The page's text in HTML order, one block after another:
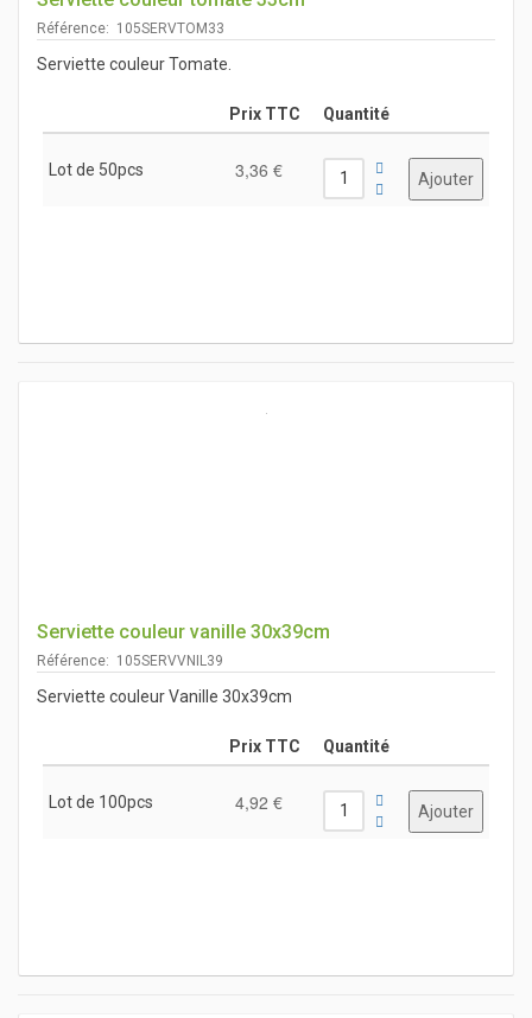
Référence: 105SERVTOM33
Serviette couleur Tomate.
Prix TTC Quantité
Lot de 50pcs 3,36 €
Serviette couleur vanille 30x39cm
Référence: 105SERVVNIL39
Serviette couleur Vanille 30x39cm
Prix TTC Quantité
Lot de 100pcs 4,92 €